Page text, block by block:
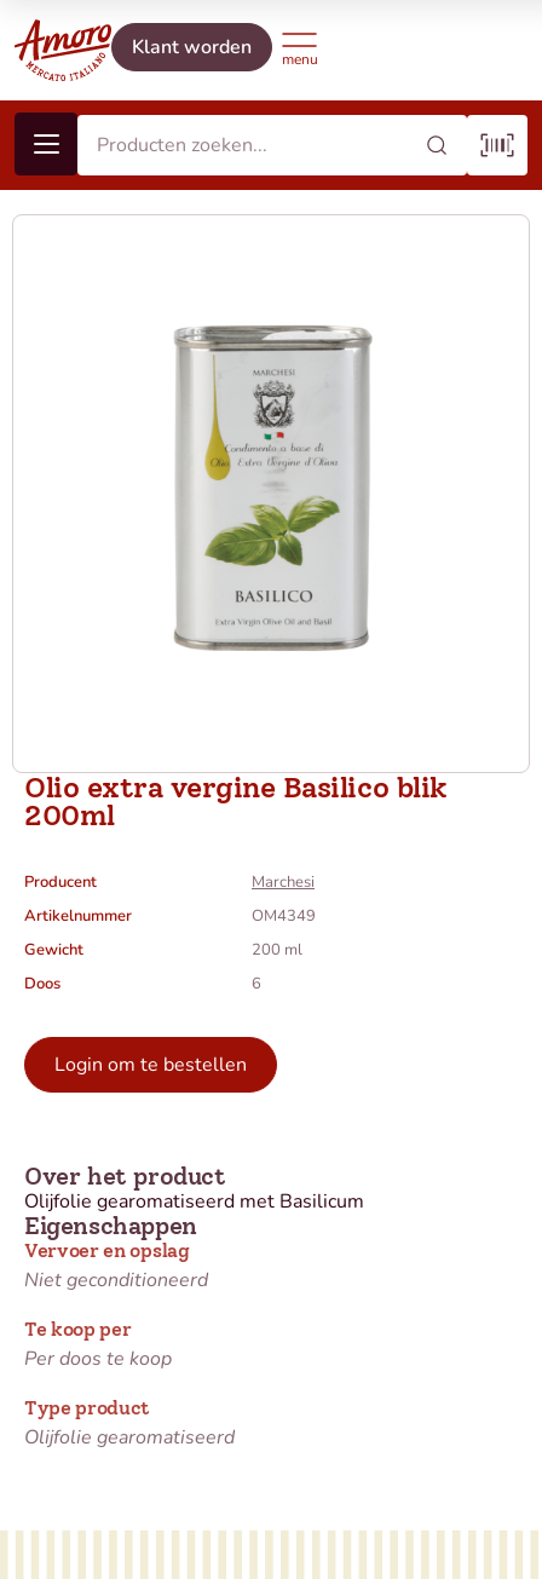
Klant worden
Olio extra vergine Basilico blik
200ml
Producent
Marchesi
Artikelnummer
OM4349
Gewicht
200 ml
Doos
6
Login om te bestellen
Eigenschappen
Vervoer en opslag
Niet geconditioneerd
Te koop per
Per doos te koop
Type product
Olijfolie gearomatiseerd
Over het product
Olijfolie gearomatiseerd met Basilicum